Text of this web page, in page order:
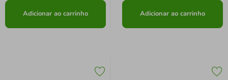
Adicionar ao carrinho Adicionar ao carrinho